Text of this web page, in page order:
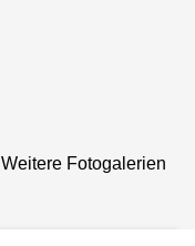
Weitere Fotogalerien